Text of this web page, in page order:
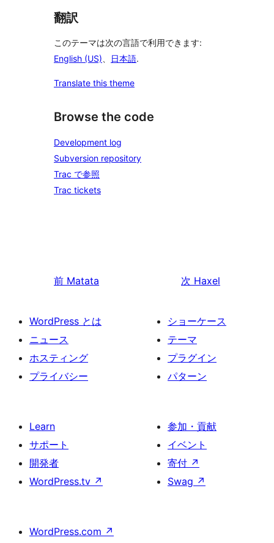
翻訳
このテーマは次の言語で利用できます:
English (US)、 日本語.
Translate this theme
Browse the code
Development log
Subversion repository
Trac で参照
Trac tickets
前 Matata 次 Haxel
WordPress とは
ニュース
ホスティング
プライバシー
ショーケース
テーマ
プラグイン
パターン
Learn
サポート
開発者
WordPress.tv ↗
参加・貢献
イベント
寄付 ↗
Swag ↗
WordPress.com ↗